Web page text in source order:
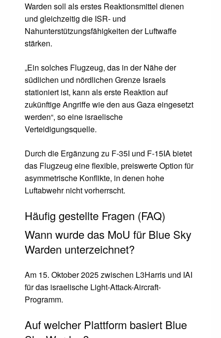
Warden soll als erstes Reaktionsmittel dienen
und gleichzeitig die ISR- und
Nahunterstützungsfähigkeiten der Luftwaffe
stärken.
„Ein solches Flugzeug, das in der Nähe der
südlichen und nördlichen Grenze Israels
stationiert ist, kann als erste Reaktion auf
zukünftige Angriffe wie den aus Gaza eingesetzt
werden“, so eine israelische
Verteidigungsquelle.
Durch die Ergänzung zu F-35I und F-15IA bietet
das Flugzeug eine flexible, preiswerte Option für
asymmetrische Konflikte, in denen hohe
Luftabwehr nicht vorherrscht.
Häufig gestellte Fragen (FAQ)
Wann wurde das MoU für Blue Sky
Warden unterzeichnet?
Am 15. Oktober 2025 zwischen L3Harris und IAI
für das israelische Light-Attack-Aircraft-
Programm.
Auf welcher Plattform basiert Blue